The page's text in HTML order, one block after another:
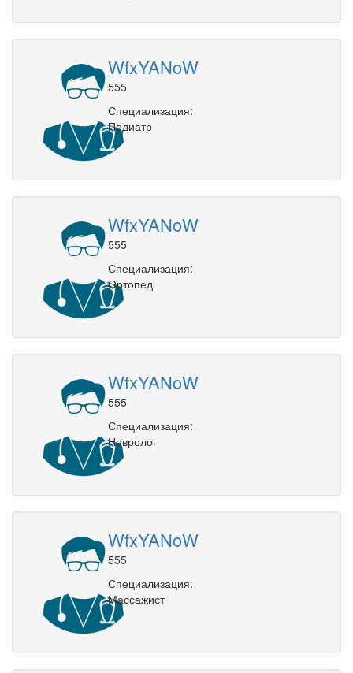
WfxYANoW
555
Специализация:
Педиатр
WfxYANoW
555
Специализация:
Ортопед
WfxYANoW
555
Специализация:
Невролог
WfxYANoW
555
Специализация:
Массажист